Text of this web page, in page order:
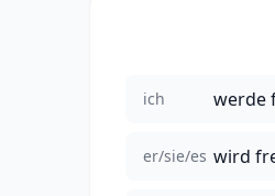
ich werde
er/sie/es wird